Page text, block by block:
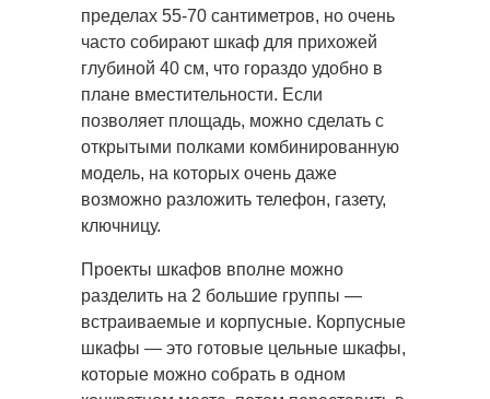
пределах 55-70 сантиметров, но очень
часто собирают шкаф для прихожей
глубиной 40 см, что гораздо удобно в
плане вместительности. Если
позволяет площадь, можно сделать с
открытыми полками комбинированную
модель, на которых очень даже
возможно разложить телефон, газету,
ключницу.
Проекты шкафов вполне можно
разделить на 2 большие группы —
встраиваемые и корпусные. Корпусные
шкафы — это готовые цельные шкафы,
которые можно собрать в одном